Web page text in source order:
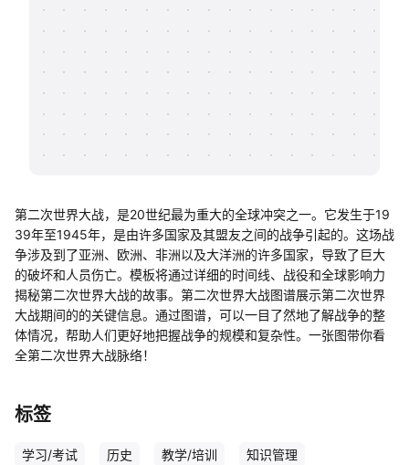
支持
知识分享社区
第二次世界大战，是20世纪最为重大的全球冲突之一。它发生于19
39年至1945年，是由许多国家及其盟友之间的战争引起的。这场战
争涉及到了亚洲、欧洲、非洲以及大洋洲的许多国家，导致了巨大
的破坏和人员伤亡。模板将通过详细的时间线、战役和全球影响力
揭秘第二次世界大战的故事。第二次世界大战图谱展示第二次世界
大战期间的的关键信息。通过图谱，可以一目了然地了解战争的整
体情况，帮助人们更好地把握战争的规模和复杂性。一张图带你看
全第二次世界大战脉络！
标签
学习/考试 历史 教学/培训 知识管理